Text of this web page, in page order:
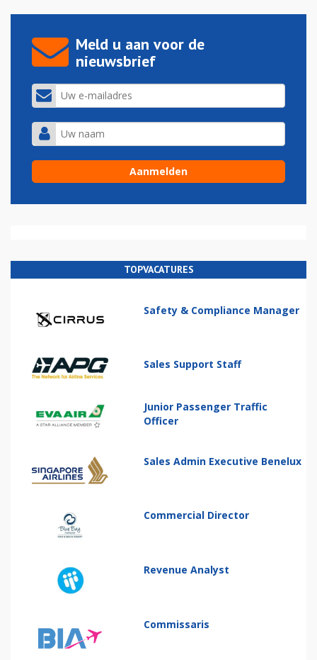
Meld u aan voor de
nieuwsbrief
TOPVACATURES
Safety & Compliance Manager
Sales Support Staff
Junior Passenger Traffic
Officer
Sales Admin Executive Benelux
Commercial Director
Revenue Analyst
Commissaris